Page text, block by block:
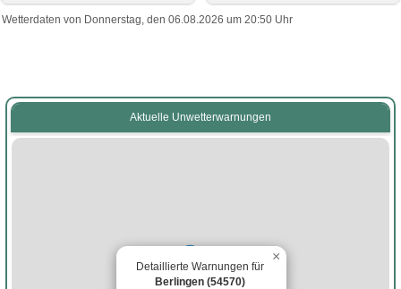
Wetterdaten von Donnerstag, den 06.08.2026 um 20:50 Uhr
Aktuelle Unwetterwarnungen
Detaillierte Warnungen für
Berlingen (54570)
×